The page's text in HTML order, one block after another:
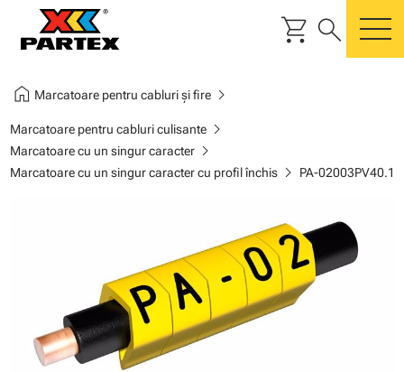
shopping_cart search
home Marcatoare pentru cabluri și firechevron_right
Marcatoare pentru cabluri culisantechevron_right
Marcatoare cu un singur caracterchevron_right
Marcatoare cu un singur caracter cu profil închischevron_right PA-02003PV40.1